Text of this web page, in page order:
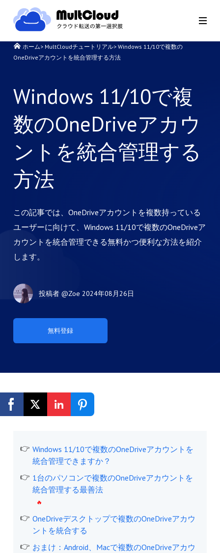
ホーム> MultCloudチュートリアル> Windows 11/10で複数の
OneDriveアカウントを統合管理する方法
Windows 11/10で複
数のOneDriveアカウ
ントを統合管理する
方法
この記事では、OneDriveアカウントを複数持っている
ユーザーに向けて、Windows 11/10で複数のOneDriveア
カウントを統合管理できる無料かつ便利な方法を紹介
します。
無料登録
投稿者 @Zoe 2024年08月26日
Windows 11/10で複数のOneDriveアカウントを
統合管理できますか？
1台のパソコンで複数のOneDriveアカウントを
統合管理する最善法
OneDriveデスクトップで複数のOneDriveアカウ
ントを統合する
おまけ：Android、Macで複数のOneDriveアカウ